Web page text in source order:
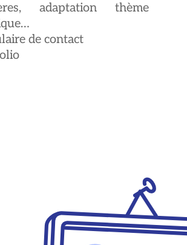
adaptation thème
de contact